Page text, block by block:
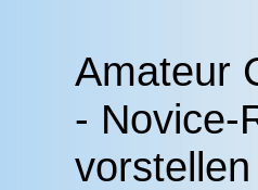
Amateur
- Novice-